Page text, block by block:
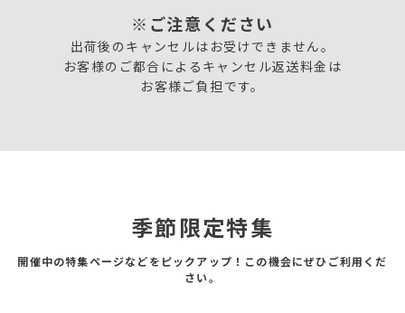
※ご注意ください
出荷後のキャンセルはお受けできません。
お客様のご都合によるキャンセル返送料金は
お客様ご負担です。
季節限定特集
開催中の特集ページなどをピックアップ！この機会にぜひご利用くだ
さい。